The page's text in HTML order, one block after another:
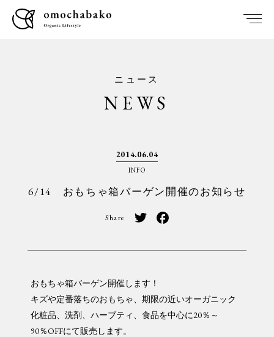
ニュース
NEWS
2014.06.04
INFO
6/14 おもちゃ箱バーゲン開催のお知らせ
Share
おもちゃ箱バーゲン開催します！
キズや定番落ちのおもちゃ、期限の近いオーガニック
化粧品、洗剤、ハーブティ、食品を中心に20％～
90％OFFにて販売します。